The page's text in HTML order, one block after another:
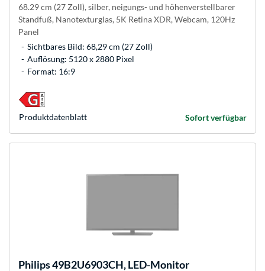
68.29 cm (27 Zoll), silber, neigungs- und höhenverstellbarer
Standfuß, Nanotexturglas, 5K Retina XDR, Webcam, 120Hz
Panel
Sichtbares Bild: 68,29 cm (27 Zoll)
Auflösung: 5120 x 2880 Pixel
Format: 16:9
Sofort verfügbar
Produkt­datenblatt
Philips49B2U6903CH, LED-Monitor